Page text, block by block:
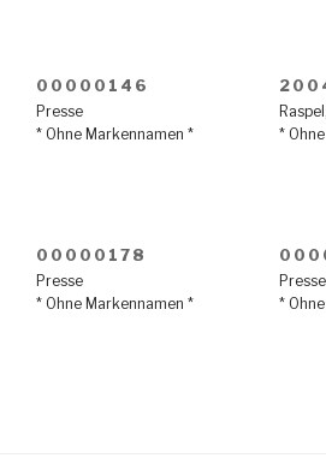
00000146
Presse
* Ohne Markennamen *
Raspel
*
00000178
Presse
* Ohne Markennamen *
Presse
*